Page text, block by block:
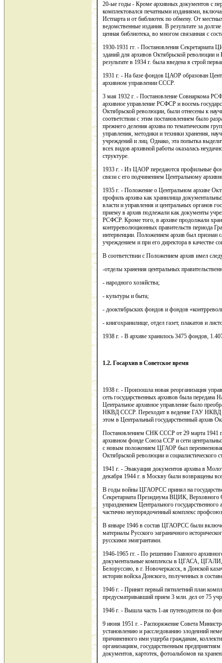
20-ые годы - Кроме архивных документов с
комплектовался печатными изданиями,
Истпарта и от библиотек по обмену. От
ведомственные издания. В результате за
ценная библиотека, во многом связанная с
1930-1931 гг. - Постановления
зданий для архивов Октябрьской революции
результате в 1934 г. была введена в строй
1931 г. - На базе фондов ЦАОР образован
архивном управлении СССР.
3 мая 1932 г. - Постановление Совнаркома
архивное управление РСФСР и восемь
Октябрьской революции, были отнесены к
соответствии с этим постановлением было
прежнего деления архива по тематическим
управления, методики и техники хранения,
учреждений и лиц. Однако, эта попытка
всех видов архивной работы оказалась
структуре.
1933 г. - Из ЦАОР передаются профильные
связи с его подчинением Центральному
1935 г. - Положение о Центральном архиве
профиль архива как хранилища
власти и управления и центральных органов
приему в архив подлежали как документы
РСФСР. Кроме того, в архиве продолжали
контрреволюционных правительств периода
интервенции. Положением архив был признан
учреждением и при его директора в качестве
В соответствии с Положением архив имел
-отделы хранения центральных
- народного хозяйства;
- культуры и быта;
- дооктябрьских фондов и фондов
- книгохранилище, отдел газет, плакатов и
1938 г. - В архиве хранилось 3475 фондов,
1.2. Госархив в Советское время
1938 г. - Произошла новая реорганизация
сеть государственных архивов была
Центральное архивное управление было
НКВД СССР. Переходит в ведение ГАУ НКВД
этом в Центральный государственный архив
Постановлением СНК СССР от 29 марта 1941
архивном фонде Союза ССР и сети
с новым положением ЦГАОР был
Октябрьской революции и
1941 г. - Эвакуация документов архива в
декабря 1944 г. в Москву были возвращены
В годы войны ЦГАОРСС принял на
Секретариата Президиума ВЦИК,
упразднением Центрального
частично неупорядоченный комплекс
В январе 1946 в состав ЦГАОРСС были
материалы Русского заграничного
русскими эмигрантами.
1946-1965 гг. - По решению Главного
документальные комплексы в ЦГАСА,
Белоруссию, в г. Новочеркасск, в Донской
истории войска Донского, полученных в
1946 г. - Принят первый пятилетний план
предусматривавший прием 3 млн. дел от 75
1946 г. - Вышла часть 1-ая путеводителя по
9 июня 1951 г. - Распоряжение Совета
установлению и расследованию злодеяний
причиненного ими ущерба гражданам,
организациям, государственным
документов, картотек, фотоальбомов на